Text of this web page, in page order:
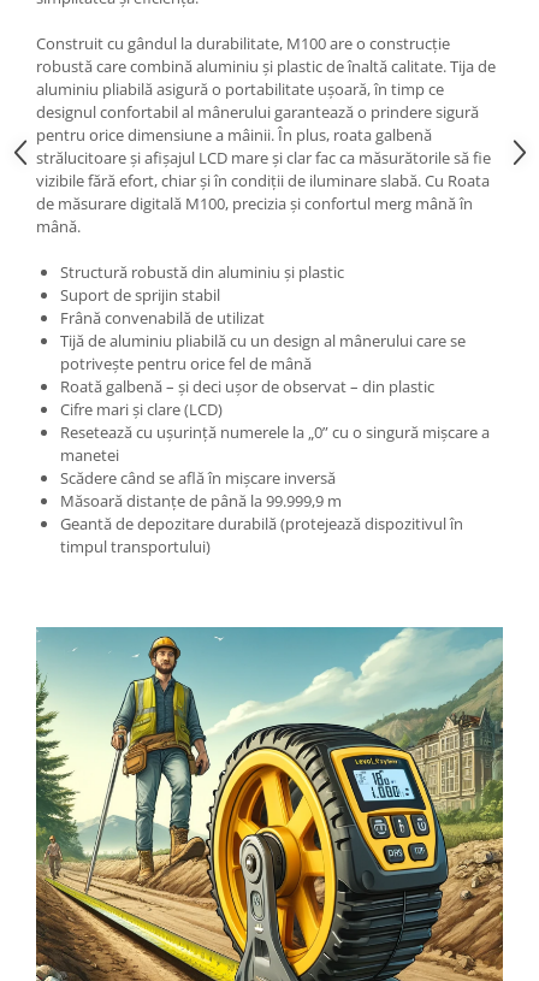
Construit cu gândul la durabilitate, M100 are o construcție
robustă care combină aluminiu și plastic de înaltă calitate. Tija de
aluminiu pliabilă asigură o portabilitate ușoară, în timp ce
designul confortabil al mânerului garantează o prindere sigură
pentru orice dimensiune a mâinii. În plus, roata galbenă
strălucitoare și afișajul LCD mare și clar fac ca măsurătorile să fie
vizibile fără efort, chiar și în condiții de iluminare slabă. Cu Roata
de măsurare digitală M100, precizia și confortul merg mână în
mână.
Structură robustă din aluminiu și plastic
Suport de sprijin stabil
Frână convenabilă de utilizat
Tijă de aluminiu pliabilă cu un design al mânerului care se
potrivește pentru orice fel de mână
Roată galbenă – și deci ușor de observat – din plastic
Cifre mari și clare (LCD)
Resetează cu ușurință numerele la „0” cu o singură mișcare a
manetei
Scădere când se află în mișcare inversă
Măsoară distanțe de până la 99.999,9 m
Geantă de depozitare durabilă (protejează dispozitivul în
timpul transportului)